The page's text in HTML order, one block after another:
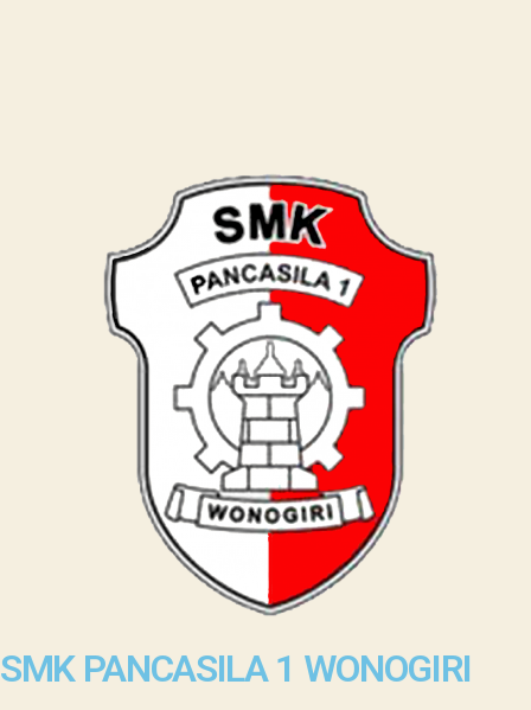
SMK PANCASILA 1 WONOGIRI